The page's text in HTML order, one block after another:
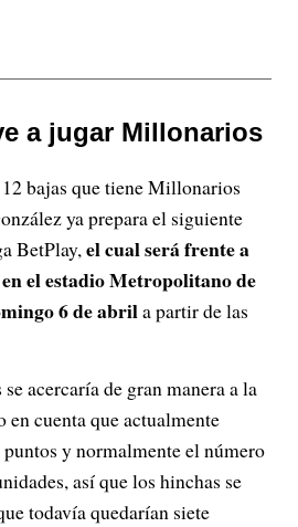
a jugar Millonarios
bajas que tiene Millonarios
ya prepara el siguiente
BetPlay,el cual será frente a
el estadio Metropolitano de
6 de abrila partir de las
acercaría de gran manera a la
cuenta que actualmente
y normalmente el número
así que los hinchas se
todavía quedarían siete